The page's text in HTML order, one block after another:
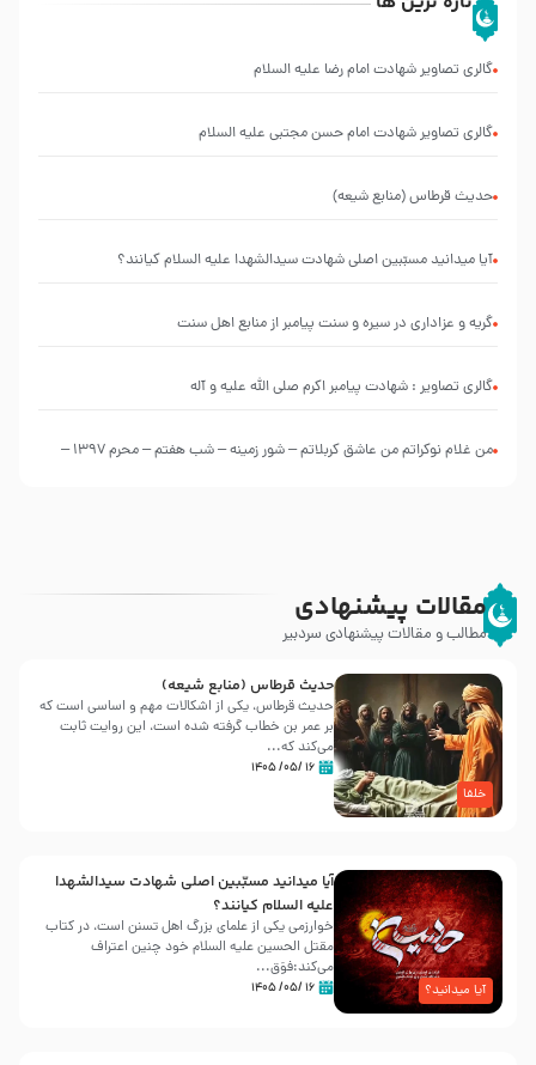
گالری تصاویر شهادت امام رضا علیه السلام
گالری تصاویر شهادت امام حسن مجتبی علیه السلام
حدیث قرطاس (منابع شیعه)
آیا میدانید مسبّبین اصلی شهادت سیدالشهدا علیه ‌السلام کیانند؟
گریه و عزاداری در سیره و سنت پیامبر از منابع اهل سنت
گالری تصاویر : شهادت پیامبر اکرم صلی الله علیه و آله
من غلام نوکراتم من عاشق کربلاتم – شور زمینه – شب هفتم – محرم 1397 –
مقالات پیشنهادی
مطالب و مقالات پیشنهادی سردبیر
خلفا
حدیث قرطاس (منابع شیعه)
حدیث قرطاس، یکی از اشکالات مهم و اساسی است که
بر عمر بن خطاب گرفته شده است، این روایت ثابت
می‌کند که...
۱۶ /۰۵/ ۱۴۰۵
آیا میدانید؟
آیا میدانید مسبّبین اصلی شهادت سیدالشهدا
علیه ‌السلام کیانند؟
خوارزمی یکی از علمای بزرگ اهل تسنن است، در کتاب
مقتل الحسین علیه ‌السلام خود چنین اعتراف
می‌کند:فوَق...
۱۶ /۰۵/ ۱۴۰۵